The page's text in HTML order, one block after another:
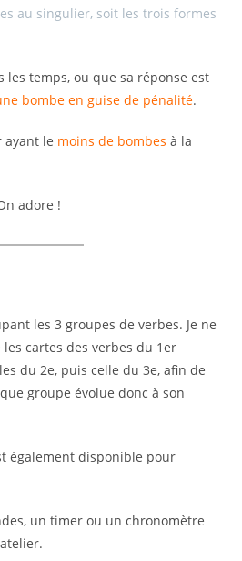
au singulier, soit les trois formes
les temps, ou que sa réponse est
bombe en guise de pénalité.
ayant le moins de bombesà la
adore !
les 3 groupes de verbes. Je ne
cartes des verbes du 1er
du 2e, puis celle du 3e, afin de
groupe évolue donc à son
également disponible pour
un timer ou un chronomètre